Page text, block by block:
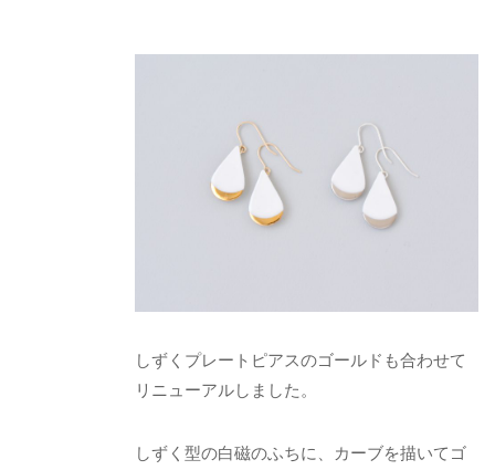
しずくプレートピアスのゴールドも合わせて
リニューアルしました。
しずく型の白磁のふちに、カーブを描いてゴ